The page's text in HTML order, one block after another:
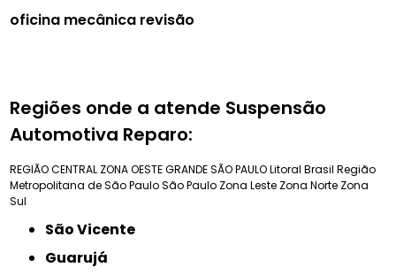
oficina mecânica revisão
Regiões onde a atende Suspensão
Automotiva Reparo:
REGIÃO CENTRAL ZONA OESTEGRANDE SÃO PAULOLitoral Brasil Região
Metropolitana de São PauloSão Paulo Zona Leste Zona Norte Zona
Sul
São Vicente
Guarujá